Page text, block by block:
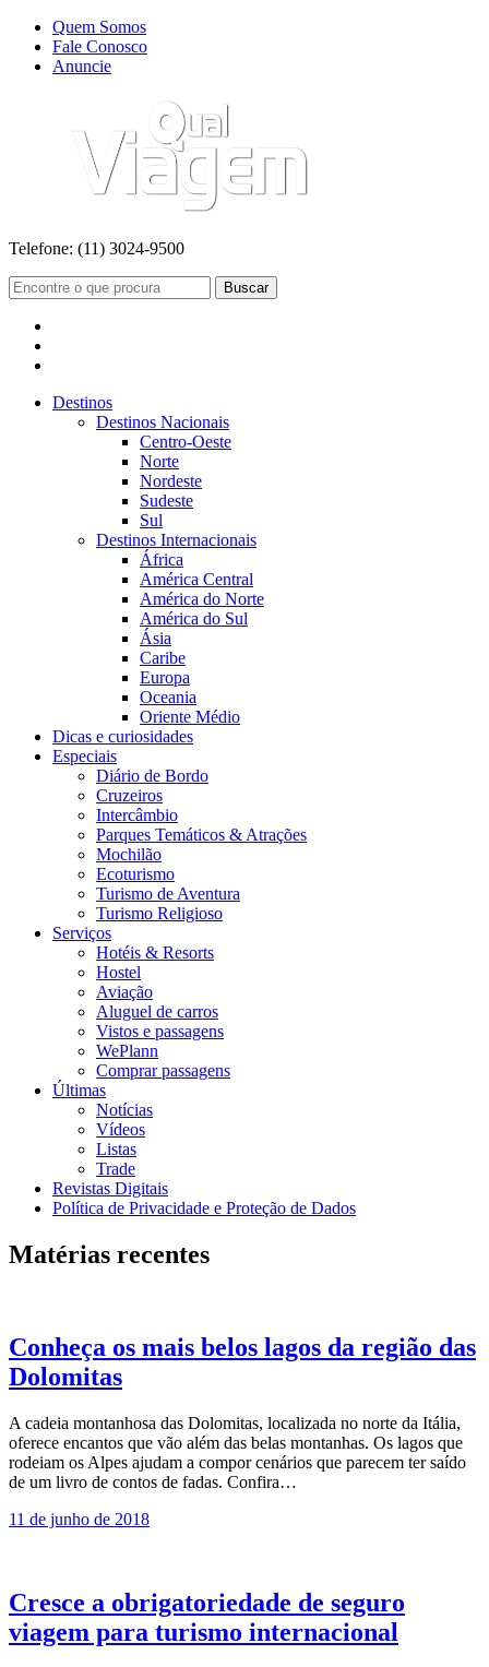
Quem Somos
Fale Conosco
Anuncie
Telefone: (11) 3024-9500
Buscar
Destinos
Destinos Nacionais
Centro-Oeste
Norte
Nordeste
Sudeste
Sul
Destinos Internacionais
África
América Central
América do Norte
América do Sul
Ásia
Caribe
Europa
Oceania
Oriente Médio
Dicas e curiosidades
Especiais
Diário de Bordo
Cruzeiros
Intercâmbio
Parques Temáticos & Atrações
Mochilão
Ecoturismo
Turismo de Aventura
Turismo Religioso
Serviços
Hotéis & Resorts
Hostel
Aviação
Aluguel de carros
Vistos e passagens
WePlann
Comprar passagens
Últimas
Notícias
Vídeos
Listas
Trade
Revistas Digitais
Política de Privacidade e Proteção de Dados
Matérias recentes
Conheça os mais belos lagos da região das
Dolomitas
A cadeia montanhosa das Dolomitas, localizada no norte da Itália,
oferece encantos que vão além das belas montanhas. Os lagos que
rodeiam os Alpes ajudam a compor cenários que parecem ter saído
de um livro de contos de fadas. Confira…
11 de junho de 2018
Cresce a obrigatoriedade de seguro
viagem para turismo internacional